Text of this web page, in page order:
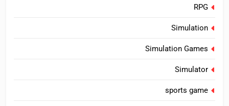
RPG
Simulation
Simulation Games
Simulator
sports game